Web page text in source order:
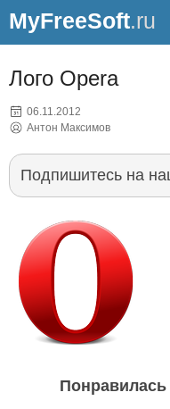
MyFreeSoft.ru
Лого Opera
06.11.2012
Антон Максимов
Подпишитесь на
Понравилась